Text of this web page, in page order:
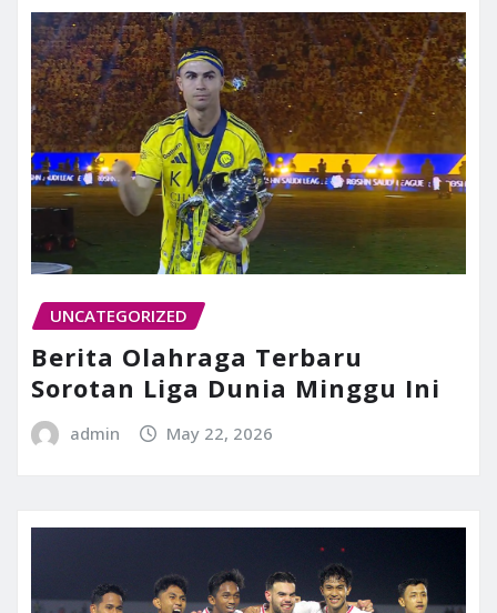
UNCATEGORIZED
Berita Olahraga Terbaru
Sorotan Liga Dunia Minggu Ini
admin May 22, 2026